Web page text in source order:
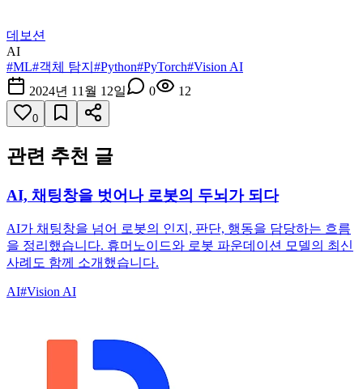
데보션
AI
#ML#객체 탐지 #Python#PyTorch#Vision AI
2024년 11월 12일
0 12
0
관련 추천 글
AI, 채팅창을 벗어나 로봇의 두뇌가 되다
AI가 채팅창을 넘어 로봇의 인지, 판단, 행동을 담당하는 흐름
을 정리했습니다. 휴머노이드와 로봇 파운데이션 모델의 최신
사례도 함께 소개했습니다.
AI#Vision AI